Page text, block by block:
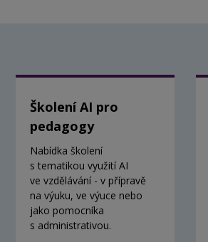
Školení AI pro
pedagogy
Nabídka školení
s tematikou využití AI
ve vzdělávání - v přípravě
na výuku, ve výuce nebo
jako pomocníka
s administrativou.